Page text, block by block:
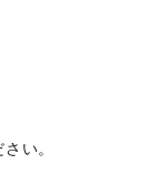
い。